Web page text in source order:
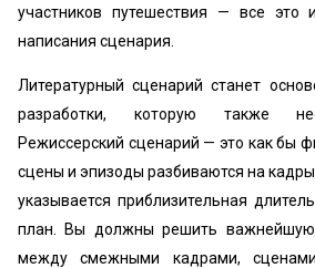
участников путешествия — все это
написания сценария.
Литературный сценарий станет
разработки, которую также
Режиссерский сценарий — это как бы
сцены и эпизоды разбиваются на
указывается приблизительная
план. Вы должны решить важнейшую
между смежными кадрами,